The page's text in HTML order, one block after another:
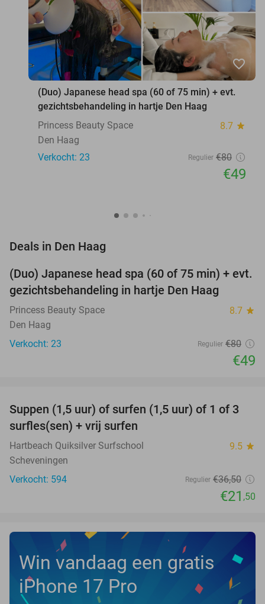
favorite_border
(Duo) Japanese head spa (60 of 75 min) + evt.
gezichtsbehandeling in hartje Den Haag
Princess Beauty Space
8.7 star
Den Haag
Verkocht: 23
Regulier €80
€49
Deals in Den Haag
39%
(Duo) Japanese head spa (60 of 75 min) + evt.
gezichtsbehandeling in hartje Den Haag
Princess Beauty Space 8.7 star
Den Haag
Verkocht: 23
Regulier €80
€49
41%
Suppen (1,5 uur) of surfen (1,5 uur) of 1 of 3
surfles(sen) + vrij surfen
Hartbeach Quiksilver Surfschool 9.5 star
Scheveningen
Verkocht: 594
Regulier €36,50
€21 ,50
Win vandaag een gratis
iPhone 17 Pro